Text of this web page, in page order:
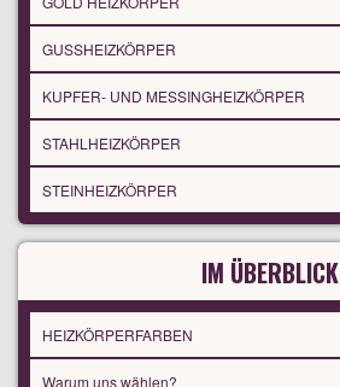
GUSSHEIZKÖRPER
KUPFER- UND MESSINGHEIZKÖRPER
STAHLHEIZKÖRPER
STEINHEIZKÖRPER
IM ÜBERBLICK
HEIZKÖRPERFARBEN
Warum uns wählen?